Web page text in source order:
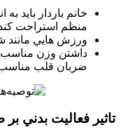
خانم باردار باید
منظم استراحت
ورزش هایي مانند
داشتن وزن مناسب
ضربان قلب
تاثير فعاليت بدني